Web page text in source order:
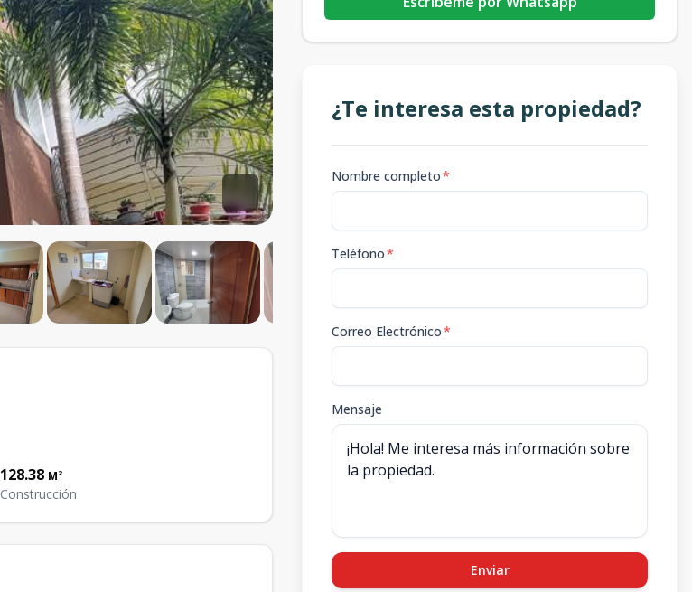
128.38 M²
Construcción
¿Te interesa esta propiedad?
Nombre completo*
Teléfono*
Correo Electrónico*
Mensaje
Enviar